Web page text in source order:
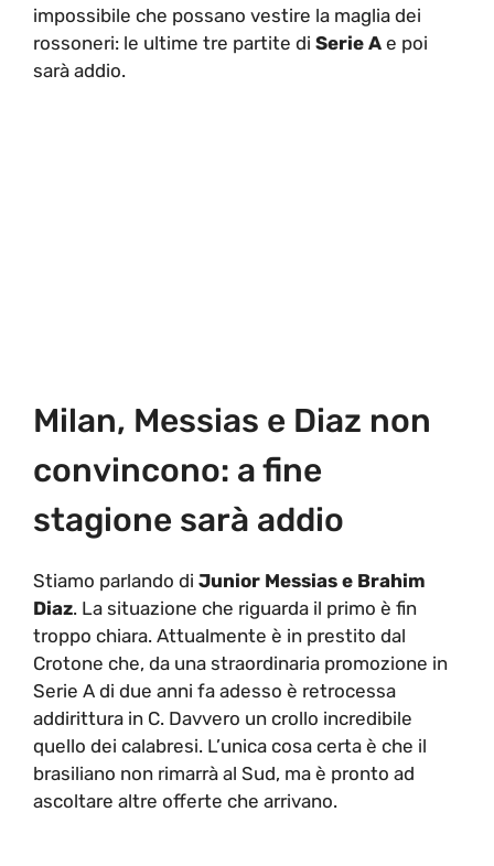
impossibile che possano vestire la maglia dei
rossoneri: le ultime tre partite di Serie A e poi
sarà addio.
Milan, Messias e Diaz non
convincono: a fine
stagione sarà addio
Stiamo parlando di Junior Messias e Brahim
Diaz. La situazione che riguarda il primo è fin
troppo chiara. Attualmente è in prestito dal
Crotone che, da una straordinaria promozione in
Serie A di due anni fa adesso è retrocessa
addirittura in C. Davvero un crollo incredibile
quello dei calabresi. L’unica cosa certa è che il
brasiliano non rimarrà al Sud, ma è pronto ad
ascoltare altre offerte che arrivano.